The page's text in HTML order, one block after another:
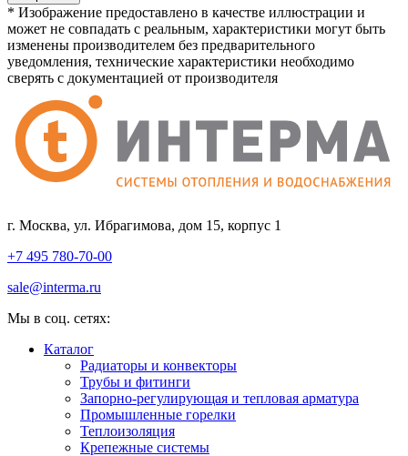
* Изображение предоставлено в качестве иллюстрации и
может не совпадать с реальным, характеристики могут быть
изменены производителем без предварительного
уведомления, технические характеристики необходимо
сверять с документацией от производителя
г. Москва, ул. Ибрагимова, дом 15, корпус 1
+7 495 780-70-00
sale@interma.ru
Мы в соц. сетях:
Каталог
Радиаторы и конвекторы
Трубы и фитинги
Запорно-регулирующая и тепловая арматура
Промышленные горелки
Теплоизоляция
Крепежные системы